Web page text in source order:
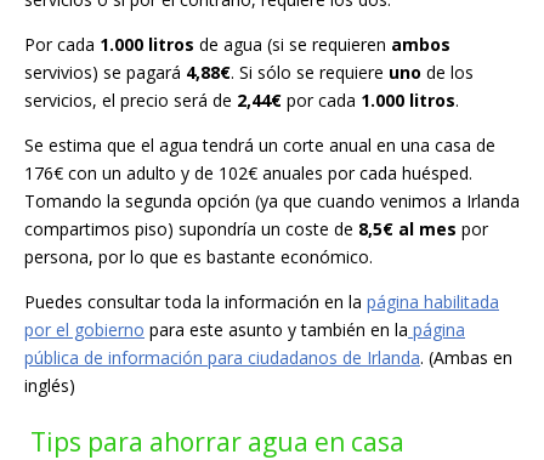
Por cada 1.000 litros de agua (si se requieren ambos
servivios) se pagará 4,88€. Si sólo se requiere uno de los
servicios, el precio será de 2,44€ por cada 1.000 litros.
Se estima que el agua tendrá un corte anual en una casa de
176€ con un adulto y de 102€ anuales por cada huésped.
Tomando la segunda opción (ya que cuando venimos a Irlanda
compartimos piso) supondría un coste de 8,5€ al mes por
persona, por lo que es bastante económico.
Puedes consultar toda la información en la página habilitada
por el gobierno para este asunto y también en la página
pública de información para ciudadanos de Irlanda. (Ambas en
inglés)
Tips para ahorrar agua en casa